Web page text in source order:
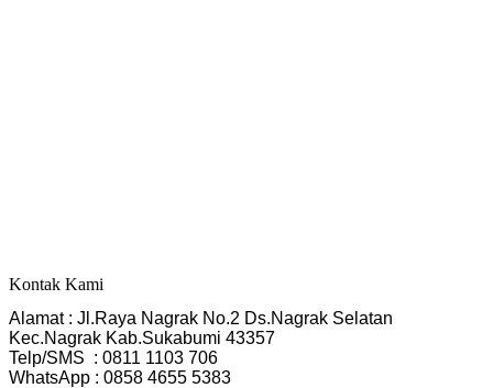
Kontak Kami
Alamat : Jl.Raya Nagrak No.2 Ds.Nagrak Selatan
Kec.Nagrak Kab.Sukabumi 43357
Telp/SMS  : 0811 1103 706
WhatsApp : 0858 4655 5383